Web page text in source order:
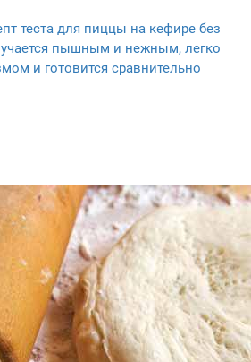
теста для пиццы на кефире без
пышным и нежным, легко
и готовится сравнительно